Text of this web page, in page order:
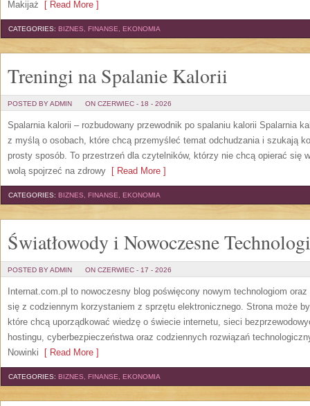
Makijaż [ Read More ]
CATEGORIES: BIZNES, FINANSE, EKONOMIA
Treningi na Spalanie Kalorii
POSTED BY ADMIN ON CZERWIEC - 18 - 2026
Spalarnia kalorii – rozbudowany przewodnik po spalaniu kalorii Spalarnia
z myślą o osobach, które chcą przemyśleć temat odchudzania i szukają
prosty sposób. To przestrzeń dla czytelników, którzy nie chcą opierać się
wolą spojrzeć na zdrowy [ Read More ]
CATEGORIES: BIZNES, FINANSE, EKONOMIA
Światłowody i Nowoczesne
POSTED BY ADMIN ON CZERWIEC - 17 - 2026
Internat.com.pl to nowoczesny blog poświęcony nowym technologiom
się z codziennym korzystaniem z sprzętu elektronicznego. Strona może
które chcą uporządkować wiedzę o świecie internetu, sieci
hostingu, cyberbezpieczeństwa oraz codziennych rozwiązań
Nowinki [ Read More ]
CATEGORIES: BIZNES, FINANSE, EKONOMIA